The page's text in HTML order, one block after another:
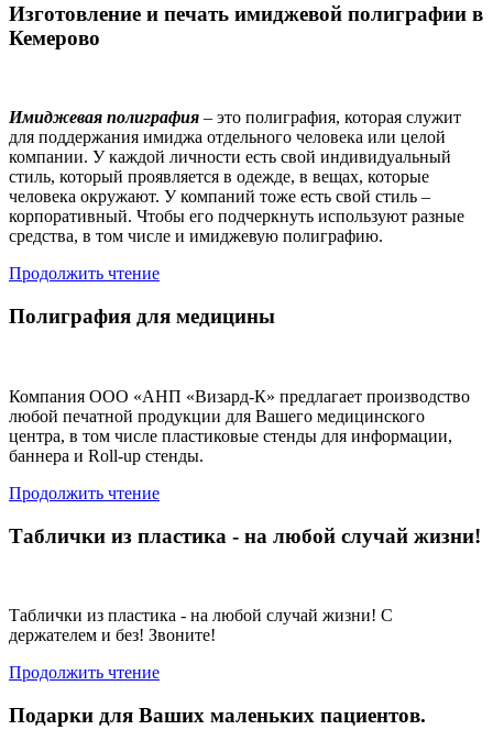
Изготовление и печать имиджевой полиграфии в
Кемерово
Имиджевая полиграфия – это полиграфия, которая служит
для поддержания имиджа отдельного человека или целой
компании. У каждой личности есть свой индивидуальный
стиль, который проявляется в одежде, в вещах, которые
человека окружают. У компаний тоже есть свой стиль –
корпоративный. Чтобы его подчеркнуть используют разные
средства, в том числе и имиджевую полиграфию.
Продолжить чтение
Полиграфия для медицины
Компания ООО «АНП «Визард-К» предлагает производство
любой печатной продукции для Вашего медицинского
центра, в том числе пластиковые стенды для информации,
баннера и Roll-up стенды.
Продолжить чтение
Таблички из пластика - на любой случай жизни!
Таблички из пластика - на любой случай жизни! С
держателем и без! Звоните!
Продолжить чтение
Подарки для Ваших маленьких пациентов.